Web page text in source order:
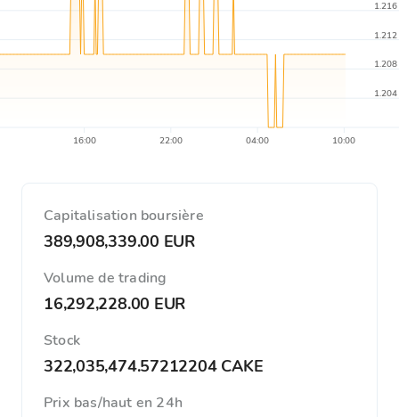
16:00 22:00 04:00 10:00
1.204
1.208
1.212
1.216
Capitalisation boursière
389,908,339.00 EUR
Volume de trading
16,292,228.00 EUR
Stock
322,035,474.57212204 CAKE
Prix ​​bas/haut en 24h